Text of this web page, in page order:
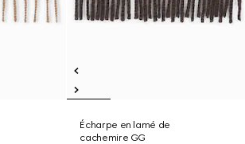
Écharpe en lamé de
cachemire GG